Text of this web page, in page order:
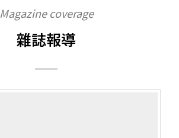
Magazine coverage
雜誌報導